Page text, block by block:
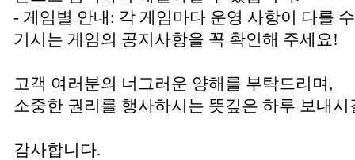
- 게임별 안내: 각 게임마다 운영 사항이 다를
기시는 게임의 공지사항을 꼭 확인해 주세요!
고객 여러분의 너그러운 양해를 부탁드리며,
소중한 권리를 행사하시는 뜻깊은 하루 보내시
감사합니다.